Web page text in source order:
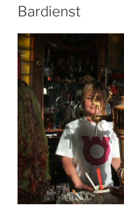
OP
Bardienst